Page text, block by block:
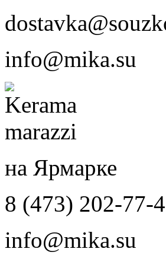
info@mika.su
на Ярмарке
8 (473) 202-77-
info@mika.su